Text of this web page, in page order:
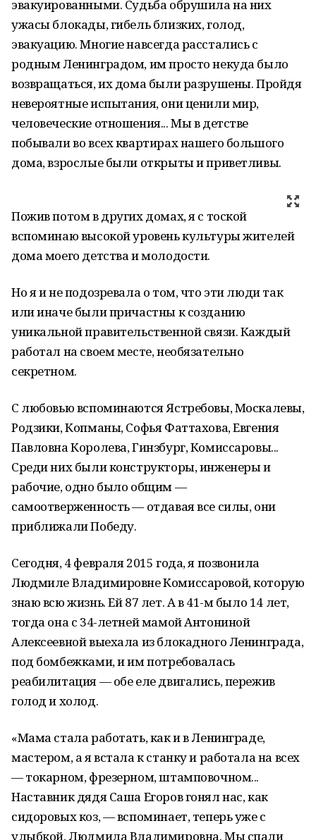
эвакуированными. Судьба обрушила на них
ужасы блокады, гибель близких, голод,
эвакуацию. Многие навсегда расстались с
родным Ленинградом, им просто некуда было
возвращаться, их дома были разрушены. Пройдя
невероятные испытания, они ценили мир,
человеческие отношения... Мы в детстве
побывали во всех квартирах нашего большого
дома, взрослые были открыты и приветливы.
Пожив потом в других домах, я с тоской
вспоминаю высокой уровень культуры жителей
дома моего детства и молодости.
Но я и не подозревала о том, что эти люди так
или иначе были причастны к созданию
уникальной правительственной связи. Каждый
работал на своем месте, необязательно
секретном.
С любовью вспоминаются Ястребовы, Москалевы,
Родзики, Копманы, Софья Фаттахова, Евгения
Павловна Королева, Гинзбург, Комиссаровы...
Среди них были конструкторы, инженеры и
рабочие, одно было общим —
самоотверженность — отдавая все силы, они
приближали Победу.
Сегодня, 4 февраля 2015 года, я позвонила
Людмиле Владимировне Комиссаровой, которую
знаю всю жизнь. Ей 87 лет. А в 41-м было 14 лет,
тогда она с 34-летней мамой Антониной
Алексеевной выехала из блокадного Ленинграда,
под бомбежками, и им потребовалась
реабилитация — обе еле двигались, пережив
голод и холод.
«Мама стала работать, как и в Ленинграде,
мастером, а я встала к станку и работала на всех
— токарном, фрезерном, штамповочном...
Наставник дядя Саша Егоров гонял нас, как
сидоровых коз, — вспоминает, теперь уже с
улыбкой, Людмила Владимировна. Мы спали